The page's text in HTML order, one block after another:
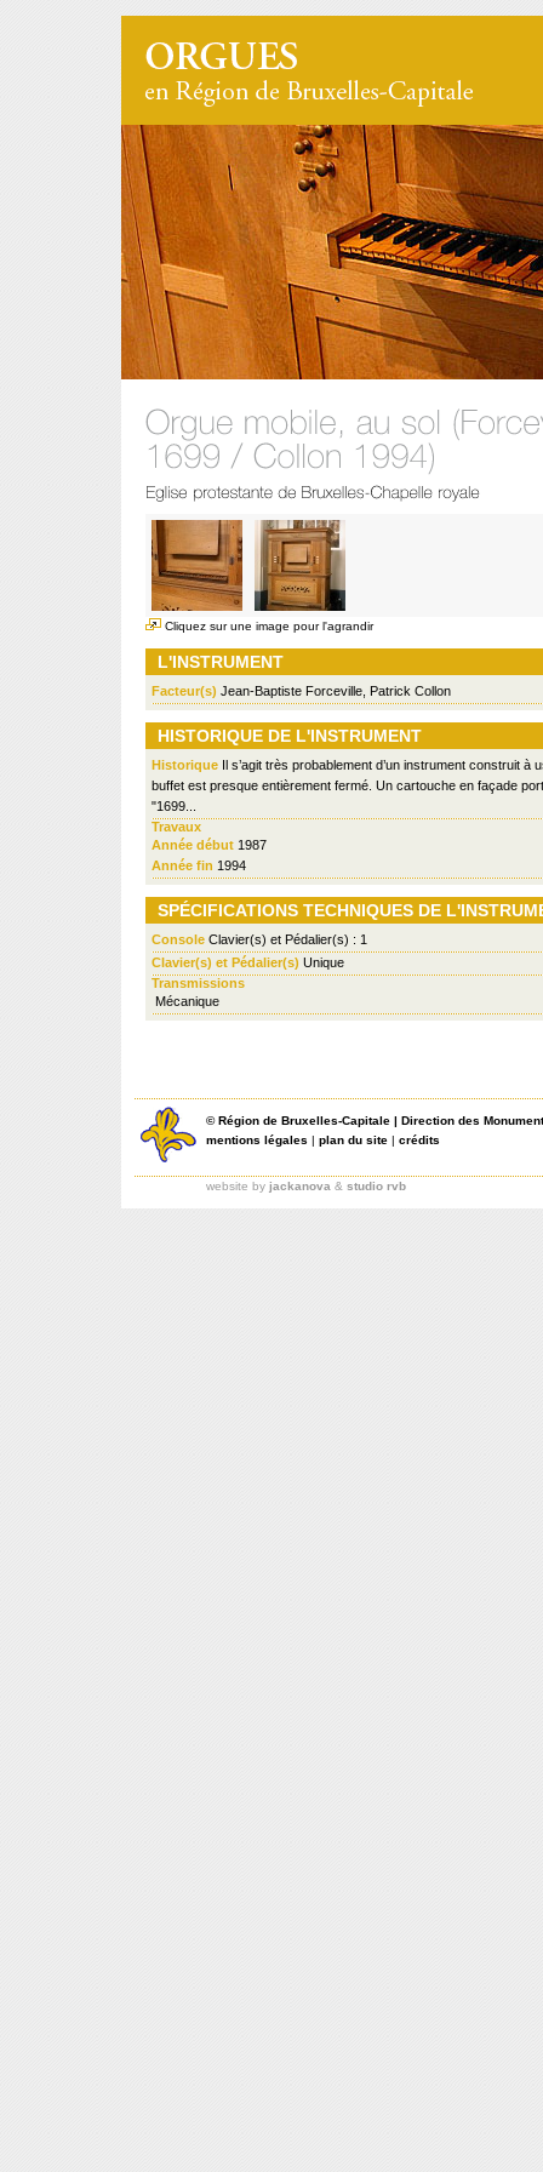
Cliquez sur une image pour l'agrandir
L'INSTRUMENT
Facteur(s) Jean-Baptiste Forceville, Patrick Collon
HISTORIQUE DE L'INSTRUMENT
Historique Il s’agit très probablement d’un instrument construit à
buffet est presque entièrement fermé. Un cartouche en façade
"1699...
Travaux
Année début 1987
Année fin 1994
SPÉCIFICATIONS TECHNIQUES DE
Console Clavier(s) et Pédalier(s) : 1
Clavier(s) et Pédalier(s) Unique
Transmissions
Mécanique
©Région de Bruxelles-Capitale | Direction des
mentions légales | plan du site | crédits
website by jackanova & studio rvb